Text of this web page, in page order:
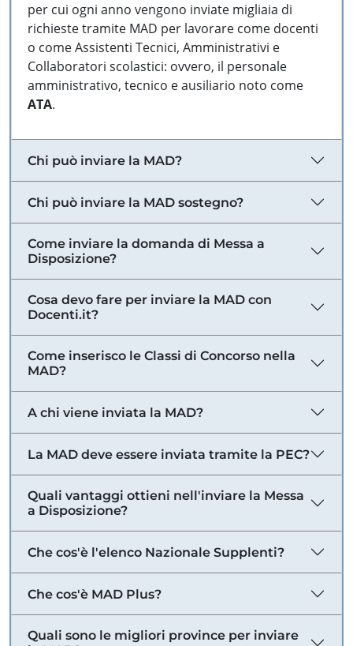
per cui ogni anno vengono inviate migliaia di
richieste tramite MAD per lavorare come docenti
o come Assistenti Tecnici, Amministrativi e
Collaboratori scolastici: ovvero, il personale
amministrativo, tecnico e ausiliario noto come
ATA.
Chi può inviare la MAD?
Chi può inviare la MAD sostegno?
Come inviare la domanda di Messa a
Disposizione?
Cosa devo fare per inviare la MAD con
Docenti.it?
Come inserisco le Classi di Concorso nella
MAD?
A chi viene inviata la MAD?
La MAD deve essere inviata tramite la PEC?
Quali vantaggi ottieni nell'inviare la Messa
a Disposizione?
Che cos'è l'elenco Nazionale Supplenti?
Che cos'è MAD Plus?
Quali sono le migliori province per inviare